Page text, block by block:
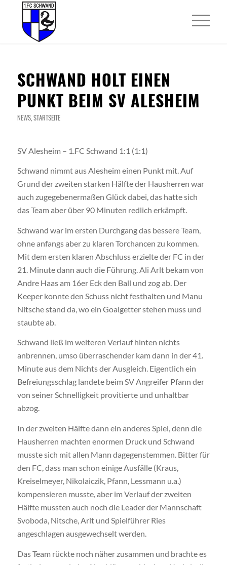
SCHWAND HOLT EINEN
PUNKT BEIM SV ALESHEIM
NEWS,STARTSEITE
SV Alesheim – 1.FC Schwand 1:1 (1:1)
Schwand nimmt aus Alesheim einen Punkt mit. Auf
Grund der zweiten starken Hälfte der Hausherren war
auch zugegebenermaßen Glück dabei, das hatte sich
das Team aber über 90 Minuten redlich erkämpft.
Schwand war im ersten Durchgang das bessere Team,
ohne anfangs aber zu klaren Torchancen zu kommen.
Mit dem ersten klaren Abschluss erzielte der FC in der
21. Minute dann auch die Führung. Ali Arlt bekam von
Andre Haas am 16er Eck den Ball und zog ab. Der
Keeper konnte den Schuss nicht festhalten und Manu
Nitsche stand da, wo ein Goalgetter stehen muss und
staubte ab.
Schwand ließ im weiteren Verlauf hinten nichts
anbrennen, umso überraschender kam dann in der 41.
Minute aus dem Nichts der Ausgleich. Eigentlich ein
Befreiungsschlag landete beim SV Angreifer Pfann der
von seiner Schnelligkeit provitierte und unhaltbar
abzog.
In der zweiten Hälfte dann ein anderes Spiel, denn die
Hausherren machten enormen Druck und Schwand
musste sich mit allen Mann dagegenstemmen. Bitter für
den FC, dass man schon einige Ausfälle (Kraus,
Kreiselmeyer, Nikolaiczik, Pfann, Lessmann u.a.)
kompensieren musste, aber im Verlauf der zweiten
Hälfte mussten auch noch die Leader der Mannschaft
Svoboda, Nitsche, Arlt und Spielführer Ries
angeschlagen ausgewechselt werden.
Das Team rückte noch näher zusammen und brachte es